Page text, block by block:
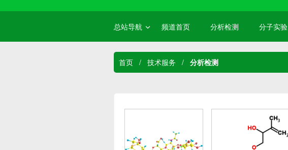
总站导航 频道首页 分析检测 分子实验
首页 / 技术服务 / 分析检测